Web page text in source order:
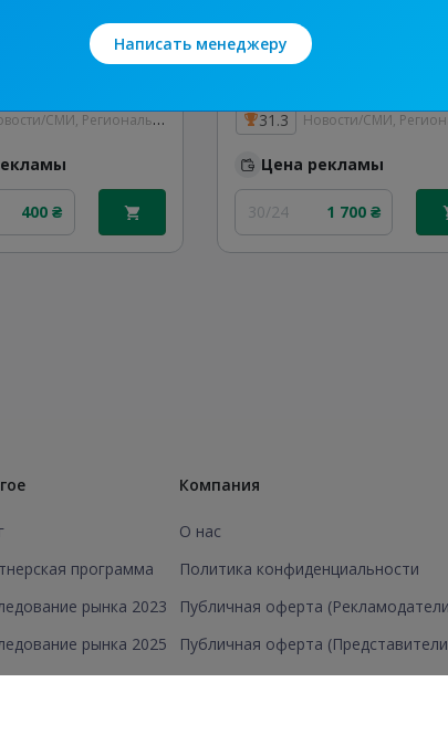
Новости/СМИ, Региональные
400 ₴
31.3
Цена рекламы
30/24 1 700 ₴
программа
рынка 2023
рынка 2025
Компания
О нас
Политика конфиденциальности
Публичная оферта
Публичная оферта
Написать менеджеру